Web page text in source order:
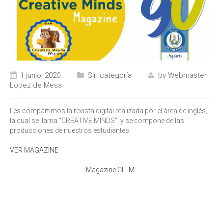
1 junio, 2020 Sin categoría by Webmaster
Lopez de Mesa
Les compartimos la revista digital realizada por el área de inglés,
la cual se llama “CREATIVE MINDS”, y se compone de las
producciones de nuestros estudiantes.
VER MAGAZINE
Magazine CLLM